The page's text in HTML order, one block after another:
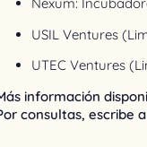
USIL Ventures
UTEC Ventures
información
consultas, escribe a